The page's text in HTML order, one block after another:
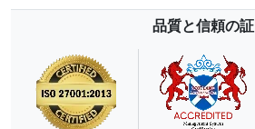
品質と信頼の証